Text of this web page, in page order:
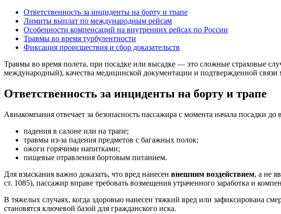
Ответственность за инциденты на борту и трапе
Лимиты выплат по международным рейсам
Особенности компенсаций на внутренних рейсах по России
Травмы во время турбулентности
Фиксация происшествия и сбор доказательств
Травмы во время полета, при посадке или высадке — это сложные страховые
международный), качества медицинской документации и подтвержденной
Ответственность за инциденты на борту и трапе
Авиакомпания отвечает за безопасность пассажира с момента начала посадки
падения в салоне или на трапе;
травмы из-за падения предметов с багажных полок;
ожоги горячими напитками;
пищевые отравления бортовым питанием.
Для взыскания важно доказать, что вред нанесен внешним воздействием, а не
ст. 1085), пассажир вправе требовать возмещения утраченного заработка и
В тяжелых случаях, когда здоровью нанесен тяжкий вред или зафиксирована
становятся ключевой базой для гражданского иска.